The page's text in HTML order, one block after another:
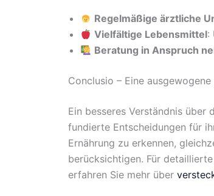
Regelmäßige ärztliche
Vielfältige Lebensmittel:
Beratung in Anspruch
Conclusio – Eine
Ein besseres Verständnis über
fundierte Entscheidungen für
Ernährung zu erkennen,
berücksichtigen. Für
erfahren Sie mehr über